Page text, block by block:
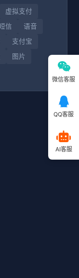
虚拟支付
信
语音
支付宝
图片
微信客服
QQ客服
AI客服